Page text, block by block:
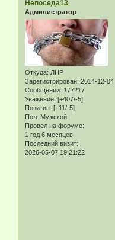
Непоседа13
Администратор
Откуда: ЛНР
Зарегистрирован: 2014-12-04
Сообщений: 177217
Уважение: [+407/-5]
Позитив: [+11/-5]
Пол: Мужской
Провел на форуме:
1 год 6 месяцев
Последний визит:
2026-05-07 19:21:22